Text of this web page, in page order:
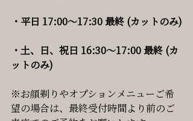
・平日 17:00〜17:30 最終 (カットのみ)
・土、日、祝日 16:30〜17:00 最終 (カ
ットのみ)
※お顔剃りやオプションメニューご希
望の場合は、最終受付時間より前のご